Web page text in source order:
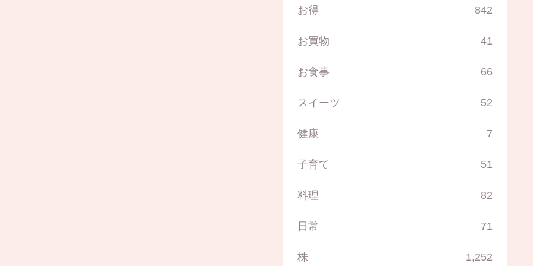
お得 842
お買物 41
お食事 66
スイーツ 52
健康 7
子育て 51
料理 82
日常 71
株 1,252